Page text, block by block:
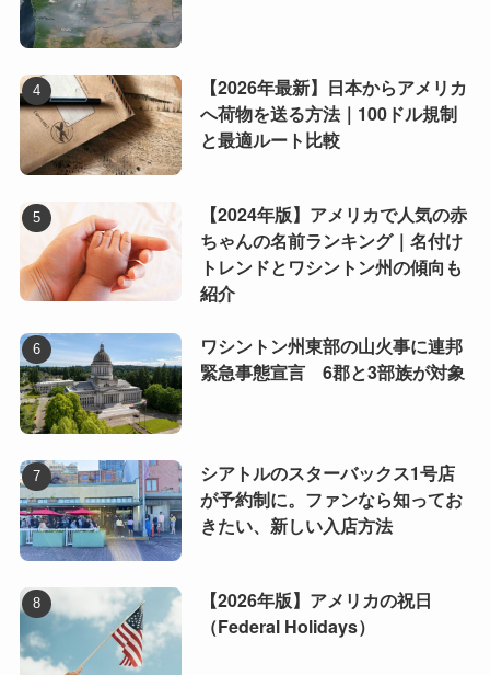
【2026年最新】日本からアメリカ
へ荷物を送る方法｜100ドル規制
と最適ルート比較
【2024年版】アメリカで人気の赤
ちゃんの名前ランキング｜名付け
トレンドとワシントン州の傾向も
紹介
ワシントン州東部の山火事に連邦
緊急事態宣言 6郡と3部族が対象
シアトルのスターバックス1号店
が予約制に。ファンなら知ってお
きたい、新しい入店方法
【2026年版】アメリカの祝日
（Federal Holidays）